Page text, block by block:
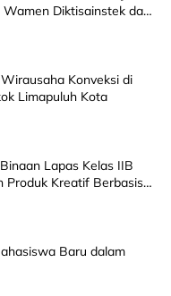
Diktisainstek dan
Konveksi di
Limapuluh Kota
Lapas Kelas IIB
Produk Kreatif Berbasis
Baru dalam